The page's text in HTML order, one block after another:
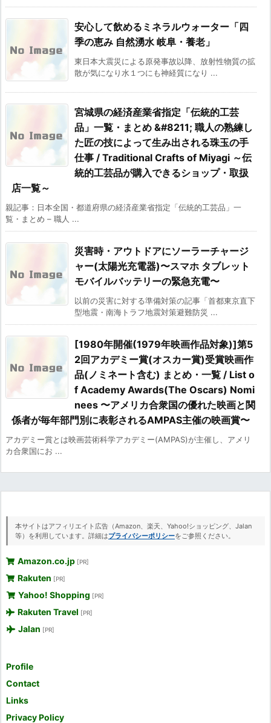
安心して飲めるミネラルウォーター「四
季の恵み 自然湧水 岐阜・養老」
東日本大震災による原発事故以降、放射性物質の拡
散が気になり水１つにも神経質になり ...
宮城県の経済産業省指定「伝統的工芸
品」一覧・まとめ &#8211; 職人の熟練し
た匠の技によって生み出される珠玉の手
仕事 / Traditional Crafts of Miyagi ～伝
統的工芸品が購入できるショップ・取扱
店一覧～
親記事：日本全国・都道府県の経済産業省指定「伝統的工芸品」一
覧・まとめ – 職人 ...
災害時・アウトドアにソーラーチャージ
ャー(太陽光充電器)〜スマホ タブレット
モバイルバッテリーの緊急充電〜
以前の災害に対する準備対策の記事「首都東京直下
型地震・南海トラフ地震対策避難防災 ...
[1980年開催(1979年映画作品対象)]第5
2回アカデミー賞(オスカー賞)受賞映画作
品(ノミネート含む) まとめ・一覧 / List o
f Academy Awards(The Oscars) Nomi
nees 〜アメリカ合衆国の優れた映画と関
係者が毎年部門別に表彰されるAMPAS主催の映画賞〜
アカデミー賞とは映画芸術科学アカデミー(AMPAS)が主催し、アメリ
カ合衆国にお ...
本サイトはアフィリエイト広告（Amazon、楽天、Yahoo!ショッピング、Jalan
等）を利用しています。詳細はプライバシーポリシーをご参照ください。
Amazon.co.jp [PR]
Rakuten [PR]
Yahoo! Shopping [PR]
Rakuten Travel [PR]
Jalan [PR]
Profile
Contact
Links
Privacy Policy